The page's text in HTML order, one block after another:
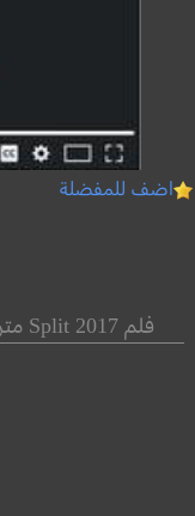
اضف للمفضلة
فلم Split 2017 مترجم عربي بالكامل اون لاين على فشار